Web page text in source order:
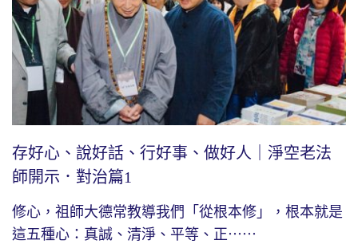
存好心、說好話、行好事、做好人｜淨空老法
師開示．對治篇1
修心，祖師大德常教導我們「從根本修」，根本就是
這五種心：真誠、清淨、平等、正⋯⋯